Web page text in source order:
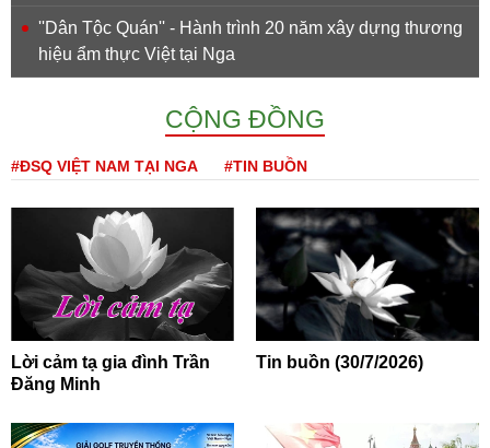
''Dân Tộc Quán'' - Hành trình 20 năm xây dựng thương
hiệu ẩm thực Việt tại Nga
CỘNG ĐỒNG
#ĐSQ VIỆT NAM TẠI NGA #TIN BUỒN
Lời cảm tạ gia đình Trần
Đăng Minh
Tin buồn (30/7/2026)